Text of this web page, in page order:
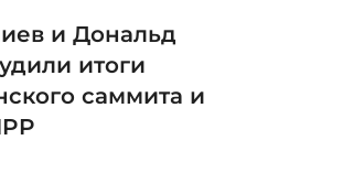
и Дональд
итоги
саммита и